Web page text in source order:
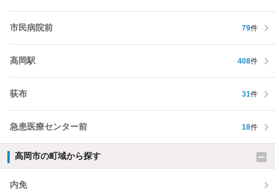
市民病院前 79件
高岡駅 408件
荻布 31件
急患医療センター前 18件
高岡市の町域から探す
内免